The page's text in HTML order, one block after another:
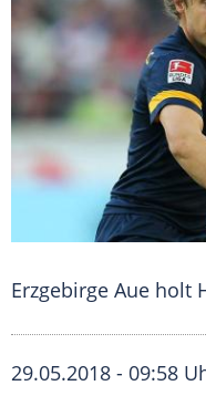
Erzgebirge Aue holt
29.05.2018 - 09:58